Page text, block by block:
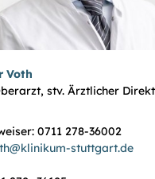
Voth
stv. Ärztlicher
0711 278-36002
@klinikum-stuttgart.de